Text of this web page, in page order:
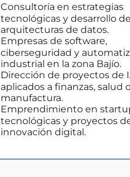
Consultoría en estrategias
tecnológicas y desarrollo de
arquitecturas de datos.
Empresas de software,
ciberseguridad y
industrial en la zona Bajío.
Dirección de proyectos de
aplicados a finanzas, salud
manufactura.
Emprendimiento en
tecnológicas y proyectos
innovación digital.